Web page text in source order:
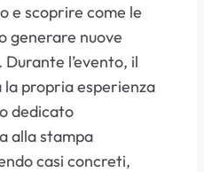
e scoprire come le
generare nuove
l’evento, il
propria esperienza
dedicato
alla stampa
casi concreti,